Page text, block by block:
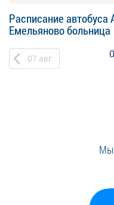
Расписание
Емельяново больница
07 авг
Мы